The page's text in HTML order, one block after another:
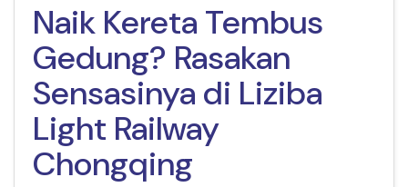
Naik Kereta Tembus
Gedung? Rasakan
Sensasinya di Liziba
Light Railway
Chongqing